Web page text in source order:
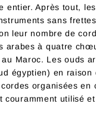
entier. Après tout,
sans
leur nombre de
arabes à quatre
Maroc. Les ouds
égyptien) en raison
organisées
utilisé